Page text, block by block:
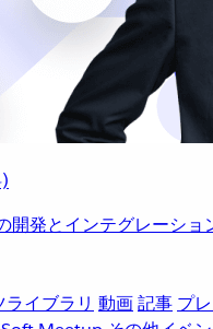
発とインテグレーショ
イブラリ 動画記事 プ